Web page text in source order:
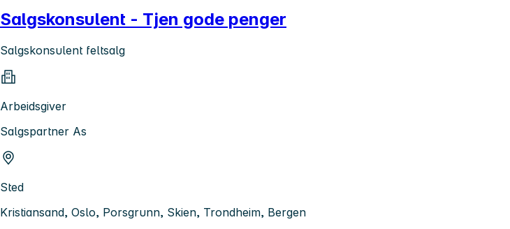
Salgskonsulent - Tjen gode penger
Salgskonsulent feltsalg
Arbeidsgiver
Salgspartner As
Sted
Kristiansand, Oslo, Porsgrunn, Skien, Trondheim, Bergen